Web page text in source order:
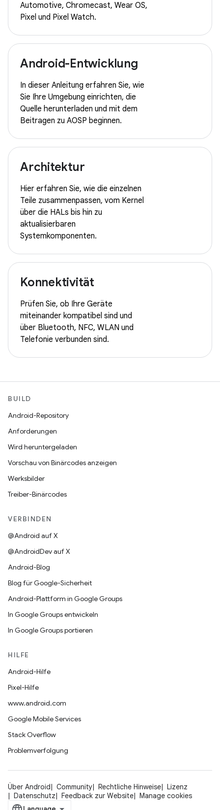
Automotive, Chromecast, Wear OS,
Pixel und Pixel Watch.
Android-Entwicklung
In dieser Anleitung erfahren Sie, wie
Sie Ihre Umgebung einrichten, die
Quelle herunterladen und mit dem
Beitragen zu AOSP beginnen.
Architektur
Hier erfahren Sie, wie die einzelnen
Teile zusammenpassen, vom Kernel
über die HALs bis hin zu
aktualisierbaren
Systemkomponenten.
Konnektivität
Prüfen Sie, ob Ihre Geräte
miteinander kompatibel sind und
über Bluetooth, NFC, WLAN und
Telefonie verbunden sind.
BUILD
Android-Repository
Anforderungen
Wird heruntergeladen
Vorschau von Binärcodes anzeigen
Werksbilder
Treiber-Binärcodes
VERBINDEN
@Android auf X
@AndroidDev auf X
Android-Blog
Blog für Google-Sicherheit
Android-Plattform in Google Groups
In Google Groups entwickeln
In Google Groups portieren
HILFE
Android-Hilfe
Pixel-Hilfe
www.android.com
Google Mobile Services
Stack Overflow
Problemverfolgung
Über Android Community Rechtliche Hinweise
Lizenz
Datenschutz
Feedback zur Website Manage cookies